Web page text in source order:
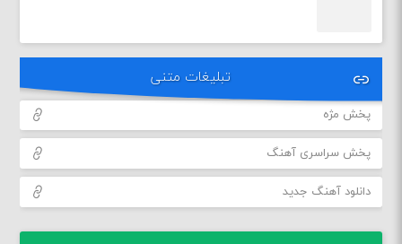
تبلیغات متنی
پخش مژه
پخش سراسری آهنگ
دانلود آهنگ جدید